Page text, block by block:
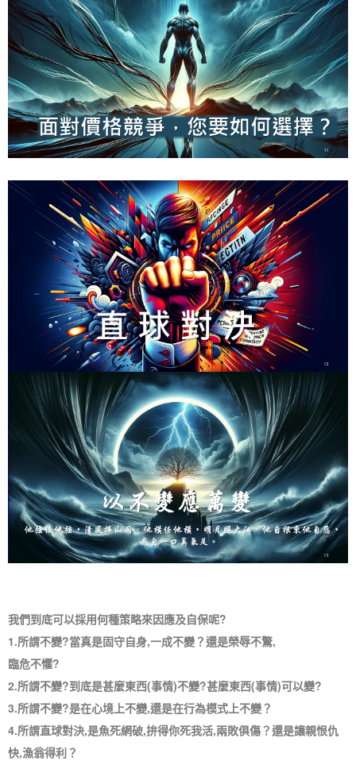
我們到底可以採用何種策略來因應及自保呢?
1.所謂不變?當真是固守自身,一成不變？還是榮辱不驚,
臨危不懼?
2.所謂不變?到底是甚麼東西(事情)不變?甚麼東西(事情)可以變?
3.所謂不變?是在心境上不變,還是在行為模式上不變？
4.所謂直球對決,是魚死網破,拚得你死我活,兩敗俱傷？還是讓親恨仇
快,漁翁得利？